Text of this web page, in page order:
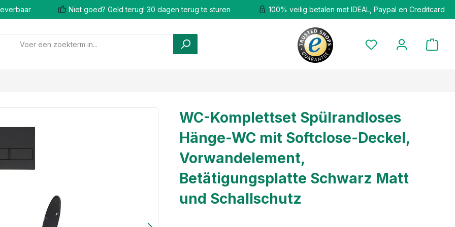
Niet goed? Geld terug! 30 dagen terug te sturen 100% veilig betalen met IDEAL, Paypal en Creditcard
WC-Komplettset Spülrandloses
Hänge-WC mit Softclose-Deckel,
Vorwandelement,
Betätigungsplatte Schwarz Matt
und Schallschutz